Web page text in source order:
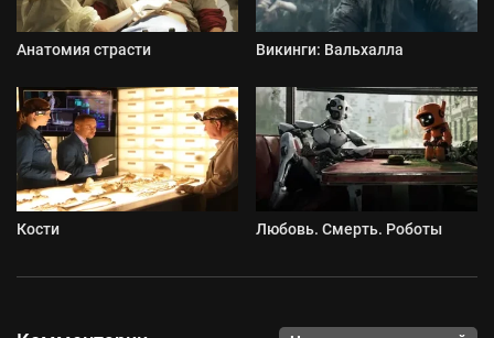
Анатомия страсти Викинги: Вальхалла
Кости Любовь. Смерть. Роботы